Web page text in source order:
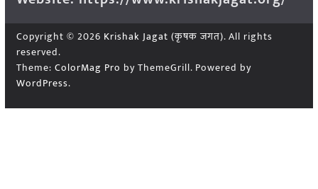
Copyright © 2026 Krishak Jagat (कृषक जगत). All rights
reserved.
Theme: ColorMag Pro by ThemeGrill. Powered by
WordPress.